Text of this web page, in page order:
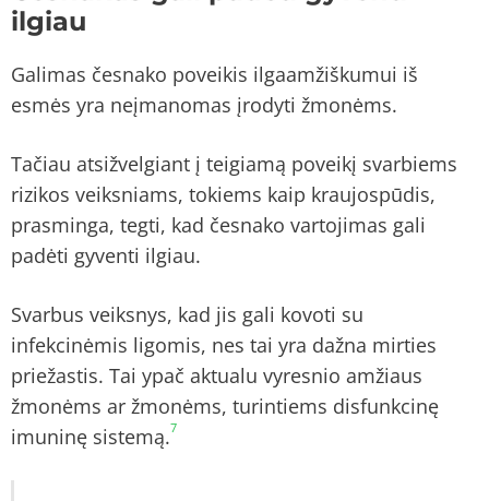
ilgiau
Galimas česnako poveikis ilgaamžiškumui iš
esmės yra neįmanomas įrodyti žmonėms.
Tačiau atsižvelgiant į teigiamą poveikį svarbiems
rizikos veiksniams, tokiems kaip kraujospūdis,
prasminga, tegti, kad česnako vartojimas gali
padėti gyventi ilgiau.
Svarbus veiksnys, kad jis gali kovoti su
infekcinėmis ligomis, nes tai yra dažna mirties
priežastis. Tai ypač aktualu vyresnio amžiaus
žmonėms ar žmonėms, turintiems disfunkcinę
imuninę sistemą.7